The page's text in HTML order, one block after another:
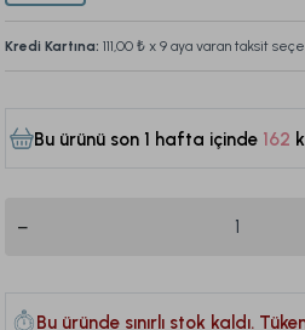
Kredi Kartına: 111,00 ₺ x 9 aya varan taksit
Bu ürünü son 1 hafta içinde 162
Bu üründe sınırlı stok kaldı.